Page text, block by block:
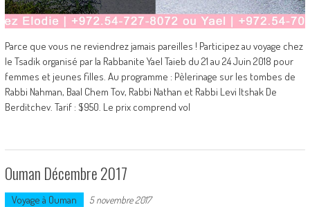
Parce que vous ne reviendrez jamais pareilles ! Participez au voyage chez
le Tsadik organisé par la Rabbanite Yael Taieb du 21 au 24 Juin 2018 pour
femmes et jeunes filles. Au programme : Pèlerinage sur les tombes de
Rabbi Nahman, Baal Chem Tov, Rabbi Nathan et Rabbi Levi Itshak De
Berditchev. Tarif : $950. Le prix comprend vol
Ouman Décembre 2017
Voyage à Ouman 5 novembre 2017